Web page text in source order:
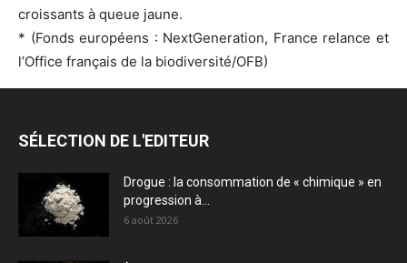
croissants à queue jaune.
* (Fonds européens : NextGeneration, France relance et
l’Office français de la biodiversité/OFB)
SÉLECTION DE L'EDITEUR
Drogue : la consommation de « chimique » en
progression à...
6 août 2026